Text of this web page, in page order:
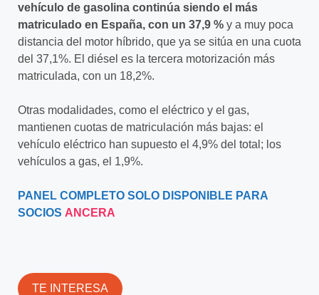
vehículo de gasolina continúa siendo el más
matriculado en España, con un 37,9 % y a muy poca
distancia del motor híbrido, que ya se sitúa en una cuota
del 37,1%. El diésel es la tercera motorización más
matriculada, con un 18,2%.
Otras modalidades, como el eléctrico y el gas,
mantienen cuotas de matriculación más bajas: el
vehículo eléctrico han supuesto el 4,9% del total; los
vehículos a gas, el 1,9%.
PANEL COMPLETO SOLO DISPONIBLE PARA
SOCIOS ANCERA
TE INTERESA